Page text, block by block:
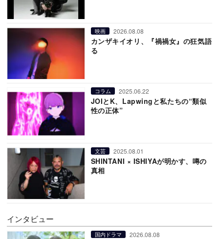
映画 2026.08.08
カンザキイオリ、『禍禍女』の狂気語
る
コラム 2025.06.22
JOIとK、Lapwingと私たちの“類似
性の正体”
文芸 2025.08.01
SHINTANI × ISHIYAが明かす、噂の
真相
インタビュー
国内ドラマ 2026.08.08